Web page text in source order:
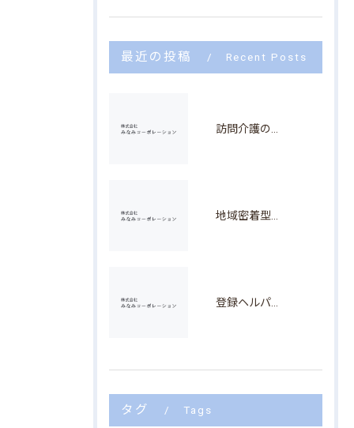
最近の投稿 Recent Posts
タグ Tags